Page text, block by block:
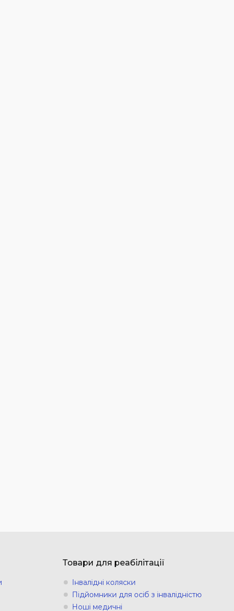
Товари для реабілітації
Інвалідні коляски
Підйомники для осіб з інвалідністю
Ноші медичні